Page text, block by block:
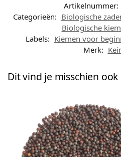
Artikelnummer:
Categorieën: Biologische
Biologische
Labels: Kiemen voor
Merk:
Dit vind je misschien ook